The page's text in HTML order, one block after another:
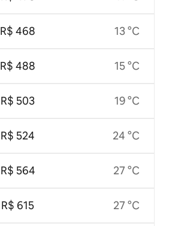
R$ 468
R$ 488
R$ 503
R$ 524
R$ 564
R$ 615
13 °C
15 °C
19 °C
24 °C
27 °C
27 °C